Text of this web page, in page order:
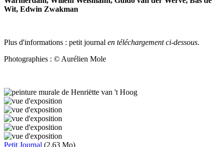
Wit, Edwin Zwakman
Plus d'informations : petit journal en téléchargement ci-dessous.
Photographies : © Aurélien Mole
Petit Journal (2.63 Mo)